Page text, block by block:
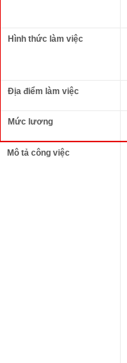
Hình thức làm việc
Địa điểm làm việc
Mức lương
Mô tả công việc